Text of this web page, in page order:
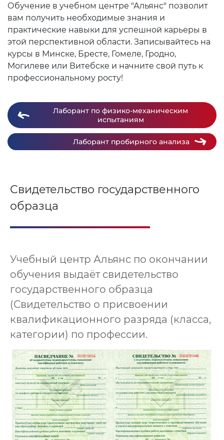
Обучение в учебном центре "Альянс" позволит
вам получить необходимые знания и
практические навыки для успешной карьеры в
этой перспективной области. Записывайтесь на
курсы в Минске, Бресте, Гомеле, Гродно,
Могилеве или Витебске и начните свой путь к
профессиональному росту!
Лаборант по физико-механическим
испытаниям
Лаборант пробирного анализа
Свидетельство государственного
образца
Учебный центр Альянс по окончании
обучения выдаёт свидетельство
государственного образца
(Свидетельство о присвоении
квалификационного разряда (класса,
категории) по профессии.